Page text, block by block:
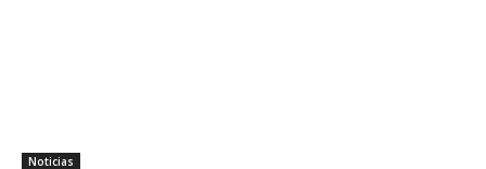
Noticias